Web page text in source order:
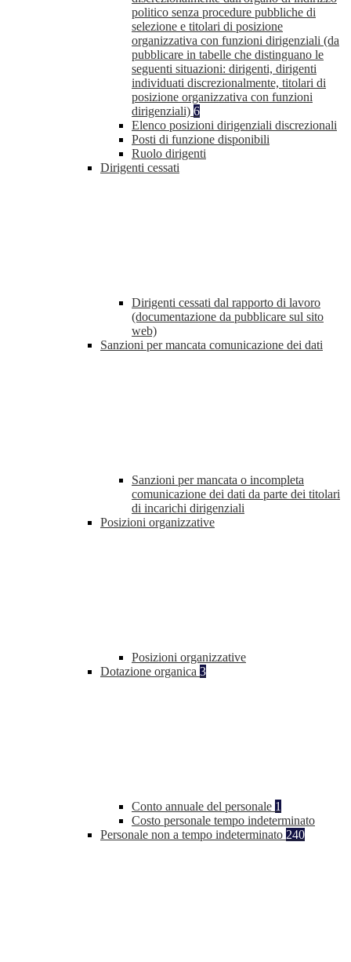
politico senza procedure pubbliche di
selezione e titolari di posizione
organizzativa con funzioni dirigenziali (da
pubblicare in tabelle che distinguano le
seguenti situazioni: dirigenti, dirigenti
individuati discrezionalmente, titolari di
posizione organizzativa con funzioni
dirigenziali) 6
Elenco posizioni dirigenziali discrezionali
Posti di funzione disponibili
Ruolo dirigenti
Dirigenti cessati
Dirigenti cessati dal rapporto di lavoro
(documentazione da pubblicare sul sito
web)
Sanzioni per mancata comunicazione dei dati
Sanzioni per mancata o incompleta
comunicazione dei dati da parte dei titolari
di incarichi dirigenziali
Posizioni organizzative
Posizioni organizzative
Dotazione organica 3
Conto annuale del personale 1
Costo personale tempo indeterminato
Personale non a tempo indeterminato 240